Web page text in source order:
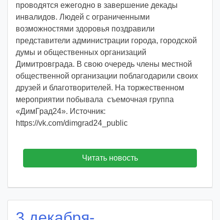
i
d
d
m
d
y
проводятся ежегодно в завершение декады
инвалидов. Людей с ограниченными
возможностями здоровья поздравили
представители администрации города, городской
думы и общественных организаций
Димитровграда. В свою очередь члены местной
общественной организации поблагодарили своих
друзей и благотворителей. На торжественном
мероприятии побывала съемочная группа
«ДимГрад24». Источник:
https://vk.com/dimgrad24_public
Читать новость